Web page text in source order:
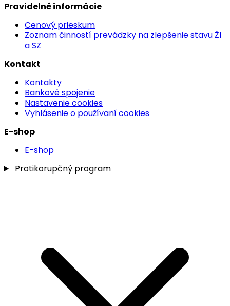
Pravidelné informácie
Cenový prieskum
Zoznam činností prevádzky na zlepšenie stavu ŽI
a SZ
Kontakt
Kontakty
Bankové spojenie
Nastavenie cookies
Vyhlásenie o používaní cookies
E-shop
E-shop
Protikorupčný program